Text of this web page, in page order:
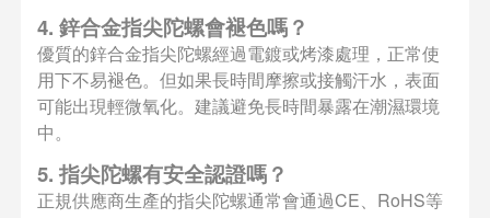
4. 鋅合金指尖陀螺會褪色嗎？
優質的鋅合金指尖陀螺經過電鍍或烤漆處理，正常使
用下不易褪色。但如果長時間摩擦或接觸汗水，表面
可能出現輕微氧化。建議避免長時間暴露在潮濕環境
中。
5. 指尖陀螺有安全認證嗎？
正規供應商生產的指尖陀螺通常會通過CE、RoHS等